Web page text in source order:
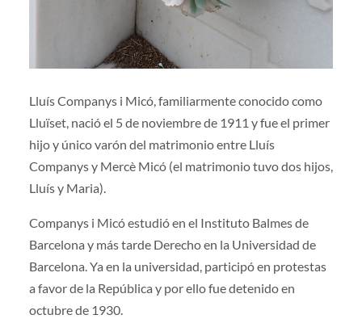
Lluís Companys i Micó, familiarmente conocido como
Lluïset, nació el 5 de noviembre de 1911 y fue el primer
hijo y único varón del matrimonio entre Lluís
Companys y Mercè Micó (el matrimonio tuvo dos hijos,
Lluís y Maria).
Companys i Micó estudió en el Instituto Balmes de
Barcelona y más tarde Derecho en la Universidad de
Barcelona. Ya en la universidad, participó en protestas
a favor de la República y por ello fue detenido en
octubre de 1930.